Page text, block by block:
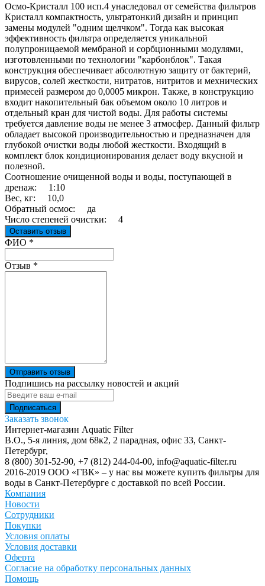
Осмо-Кристалл 100 исп.4 унаследовал от семейства фильтров
Кристалл компактность, ультратонкий дизайн и принцип
замены модулей "одним щелчком". Тогда как высокая
эффективность фильтра определяется уникальной
полупроницаемой мембраной и сорбционными модулями,
изготовленными по технологии "карбонблок". Такая
конструкция обеспечивает абсолютную защиту от бактерий,
вирусов, солей жесткости, нитратов, нитритов и мехнических
примесей размером до 0,0005 микрон. Также, в конструкцию
входит накопительный бак объемом около 10 литров и
отдельный кран для чистой воды. Для работы системы
требуется давление воды не менее 3 атмосфер. Данный фильтр
обладает высокой производительностью и предназначен для
глубокой очистки воды любой жесткости. Входящий в
комплект блок кондиционирования делает воду вкусной и
полезной.
Соотношение очищенной воды и воды, поступающей в
дренаж: 1:10
Вес, кг: 10,0
Обратный осмос: да
Число степеней очистки: 4
Оставить отзыв
Ваш отзыв был отправлен!
ФИО *
Отзыв *
Отправить отзыв
Подпишись на рассылку новостей и акций
Заказать звонок
Интернет-магазин Aquatic Filter
В.О., 5-я линия, дом 68к2, 2 парадная, офис 33, Санкт-
Петербург,
8 (800) 301-52-90, +7 (812) 244-04-00, info@aquatic-filter.ru
2016-2019 ООО «ГВК» – у нас вы можете купить фильтры для
воды в Санкт-Петербурге с доставкой по всей России.
Компания
Новости
Сотрудники
Покупки
Условия оплаты
Условия доставки
Оферта
Согласие на обработку персональных данных
Помощь